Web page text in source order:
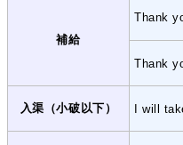
補給
Thank
Thank
入渠（小破以下） I will